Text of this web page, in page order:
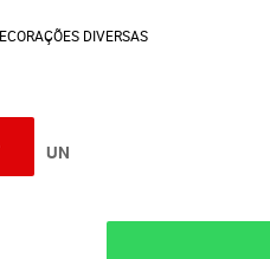
DIVERSAS
UN